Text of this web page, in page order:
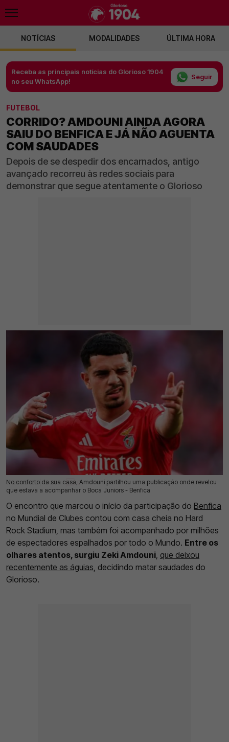
NOTÍCIAS MODALIDADES ÚLTIMA HORA
Receba as principais notícias do Glorioso 1904
no seu WhatsApp!
Seguir
FUTEBOL
CORRIDO? AMDOUNI AINDA AGORA
SAIU DO BENFICA E JÁ NÃO AGUENTA
COM SAUDADES
Depois de se despedir dos encarnados, antigo
avançado recorreu às redes sociais para
demonstrar que segue atentamente o Glorioso
No conforto da sua casa, Amdouni partilhou uma publicação onde revelou
que estava a acompanhar o Boca Juniors - Benfica
17 Jun 2025 | 13:26 | 0
O encontro que marcou o início da participação do Benfica
no Mundial de Clubes contou com casa cheia no Hard
Rock Stadium, mas também foi acompanhado por milhões
de espectadores espalhados por todo o Mundo. Entre os
olhares atentos, surgiu Zeki Amdouni, que deixou
recentemente as águias, decidindo matar saudades do
Glorioso.